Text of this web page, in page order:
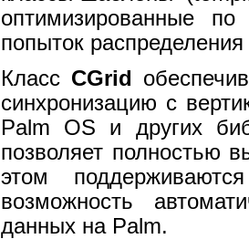
оптимизированные
попыток
Класс CGrid
синхронизацию с
Palm OS и других
позволяет полностью
этом
возможность
данных на Palm.